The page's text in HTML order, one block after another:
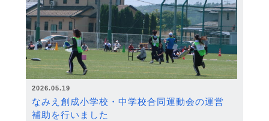
2026.05.19
なみえ創成小学校・中学校合同運動会の運営
補助を行いました